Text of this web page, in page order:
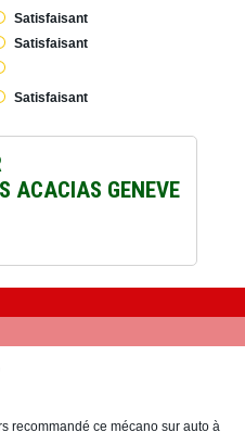
Satisfaisant
Satisfaisant
Satisfaisant
ACACIAS GENEVE
recommandé ce mécano sur auto à